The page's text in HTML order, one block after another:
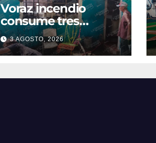
Voraz incendio
consume tres
cuartos de una
vivienda en la
colonia Manuel Ávila
3 AGOSTO, 2026